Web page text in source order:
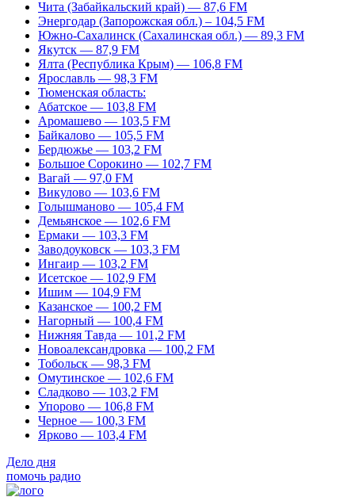
Чита (Забайкальский край) — 87,6 FM
Энергодар (Запорожская обл.) – 104,5 FM
Южно-Сахалинск (Сахалинская обл.) — 89,3 FM
Якутск — 87,9 FM
Ялта (Республика Крым) — 106,8 FM
Ярославль — 98,3 FM
Тюменская область:
Абатское — 103,8 FM
Аромашево — 103,5 FM
Байкалово — 105,5 FM
Бердюжье — 103,2 FM
Большое Сорокино — 102,7 FM
Вагай — 97,0 FM
Викулово — 103,6 FM
Голышманово — 105,4 FM
Демьянское — 102,6 FM
Ермаки — 103,3 FM
Заводоуковск — 103,3 FM
Ингаир — 103,2 FM
Исетское — 102,9 FM
Ишим — 104,9 FM
Казанское — 100,2 FM
Нагорный — 100,4 FM
Нижняя Тавда — 101,2 FM
Новоалександровка — 100,2 FM
Тобольск — 98,3 FM
Омутинское — 102,6 FM
Сладково — 103,2 FM
Упорово — 106,8 FM
Черное — 100,3 FM
Ярково — 103,4 FM
Дело дня
помочь радио